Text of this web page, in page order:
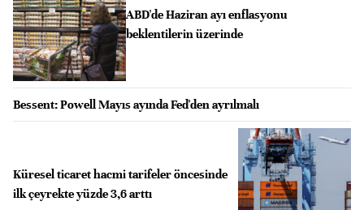
ABD'de Haziran ayı enflasyonu
beklentilerin üzerinde
Bessent: Powell Mayıs ayında Fed'den ayrılmalı
Küresel ticaret hacmi tarifeler öncesinde
ilk çeyrekte yüzde 3,6 arttı